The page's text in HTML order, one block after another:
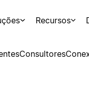
Recursos
Consultores